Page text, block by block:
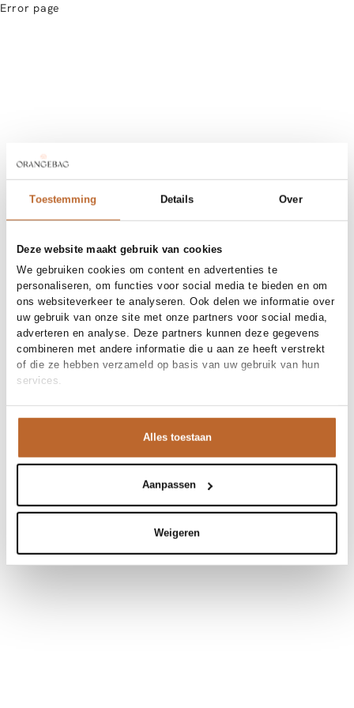
Toestemming Details Over
Deze website maakt gebruik van cookies
We gebruiken cookies om content en advertenties te
personaliseren, om functies voor social media te bieden en om
ons websiteverkeer te analyseren. Ook delen we informatie over
uw gebruik van onze site met onze partners voor social media,
adverteren en analyse. Deze partners kunnen deze gegevens
combineren met andere informatie die u aan ze heeft verstrekt
of die ze hebben verzameld op basis van uw gebruik van hun
services.
Alles toestaan
Aanpassen
Weigeren
Error page